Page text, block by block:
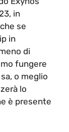
in
se
in
di
fungere
o meglio
lo
è presente